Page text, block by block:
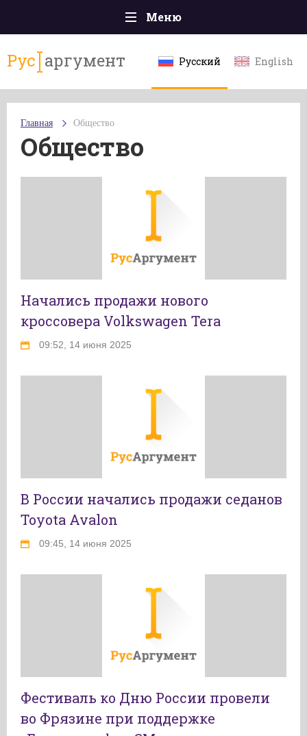
Меню
Политика
Экономика
Культура
Эксклюзивы
Мнения
Рус аргумент Русский English
Главная Общество
Общество
Начались продажи нового
кроссовера Volkswagen Tera
09:52, 14 июня 2025
В России начались продажи седанов
Toyota Avalon
09:45, 14 июня 2025
Фестиваль ко Дню России провели
во Фрязине при поддержке